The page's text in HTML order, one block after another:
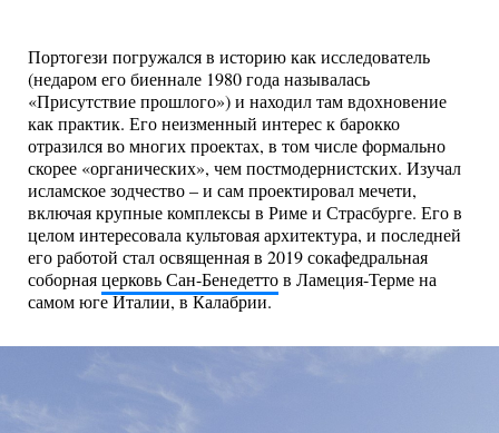
Портогези погружался в историю как исследователь
(недаром его биеннале 1980 года называлась
«Присутствие прошлого») и находил там вдохновение
как практик. Его неизменный интерес к барокко
отразился во многих проектах, в том числе формально
скорее «органических», чем постмодернистских. Изучал
исламское зодчество – и сам проектировал мечети,
включая крупные комплексы в Риме и Страсбурге. Его в
целом интересовала культовая архитектура, и последней
его работой стал освященная в 2019 сокафедральная
соборнаяцерковь Сан-Бенедеттов Ламеция-Терме на
самом юге Италии, в Калабрии.